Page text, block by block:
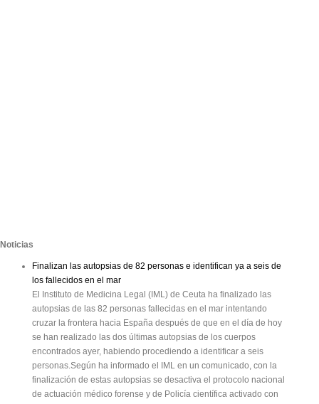
Noticias
Finalizan las autopsias de 82 personas e identifican ya a seis de
los fallecidos en el mar
El Instituto de Medicina Legal (IML) de Ceuta ha finalizado las
autopsias de las 82 personas fallecidas en el mar intentando
cruzar la frontera hacia España después de que en el día de hoy
se han realizado las dos últimas autopsias de los cuerpos
encontrados ayer, habiendo procediendo a identificar a seis
personas.Según ha informado el IML en un comunicado, con la
finalización de estas autopsias se desactiva el protocolo nacional
de actuación médico forense y de Policía científica activado con